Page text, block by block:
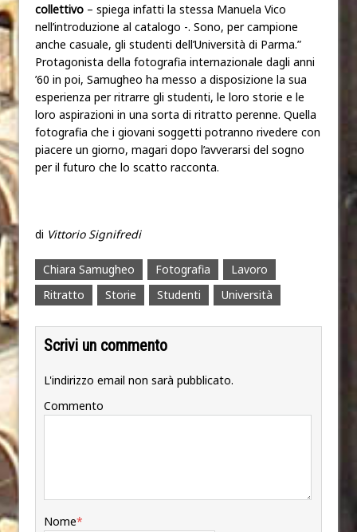
collettivo – spiega infatti la stessa Manuela Vico
nell’introduzione al catalogo -. Sono, per campione
anche casuale, gli studenti dell’Università di Parma.”
Protagonista della fotografia internazionale dagli anni
’60 in poi, Samugheo ha messo a disposizione la sua
esperienza per ritrarre gli studenti, le loro storie e le
loro aspirazioni in una sorta di ritratto perenne. Quella
fotografia che i giovani soggetti potranno rivedere con
piacere un giorno, magari dopo l’avverarsi del sogno
per il futuro che lo scatto racconta.
di Vittorio Signifredi
Chiara Samugheo Fotografia
Lavoro
Ritratto
Storie Studenti Università
Scrivi un commento
L'indirizzo email non sarà pubblicato.
Commento
Nome*